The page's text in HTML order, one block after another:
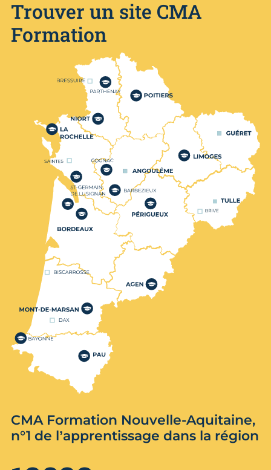
Trouver un site CMA
Formation
Nos centres de formation
CMA Formation Nouvelle-Aquitaine,
n°1 de l’apprentissage dans la région